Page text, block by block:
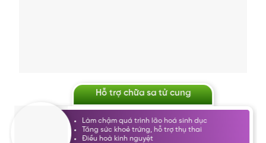
Hỗ trợ chữa sa tử cung
Làm chậm quá trình lão hoá sinh dục
Tăng sức khoẻ trứng, hỗ trợ thụ thai
Điều hoà kinh nguyệt